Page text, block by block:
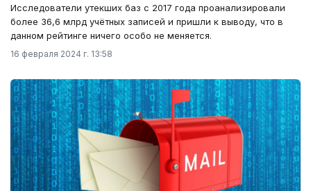
Исследователи утекших баз с 2017 года проанализировали
более 36,6 млрд учётных записей и пришли к выводу, что в
данном рейтинге ничего особо не меняется.
16 февраля 2024 г. 13:58